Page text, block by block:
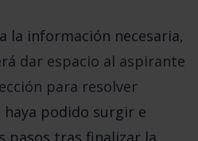
la información necesaria,
dar espacio al aspirante
para resolver
haya podido surgir e
pasos tras finalizar la